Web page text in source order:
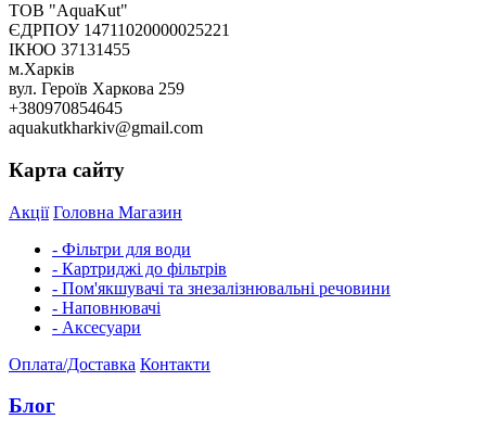
ТОВ "AquaKut"
ЄДРПОУ 14711020000025221
ІКЮО 37131455
м.Харків
вул. Героїв Харкова 259
+380970854645
aquakutkharkiv@gmail.com
Карта сайту
Акції Головна Магазин
- Фільтри для води
- Картриджі до фільтрів
- Пом'якшувачі та знезалізнювальні речовини
- Наповнювачі
- Аксесуари
Оплата/Доставка Контакти
Блог